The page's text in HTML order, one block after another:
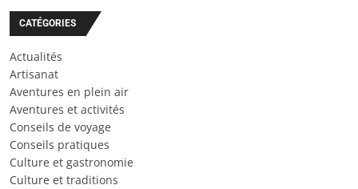
CATÉGORIES
Actualités
Artisanat
Aventures en plein air
Aventures et activités
Conseils de voyage
Conseils pratiques
Culture et gastronomie
Culture et traditions